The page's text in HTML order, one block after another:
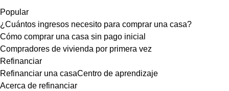
Popular
¿Cuántos ingresos necesito para comprar una casa?
Cómo comprar una casa sin pago inicial
Compradores de vivienda por primera vez
Refinanciar
Refinanciar una casaCentro de aprendizaje
Acerca de refinanciar